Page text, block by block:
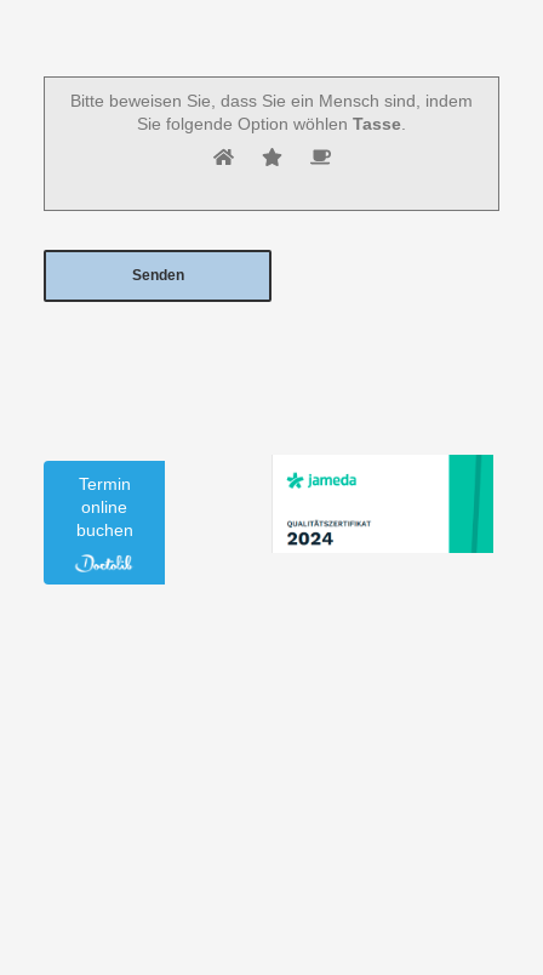
Bitte beweisen Sie, dass Sie ein Mensch sind, indem
Sie folgende Option wöhlen Tasse
Termin
online
buchen